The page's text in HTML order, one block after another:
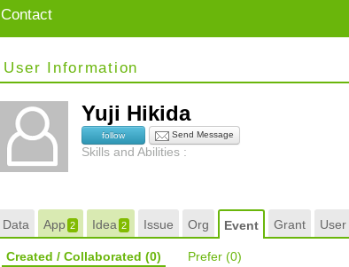
Contact
User Information
Yuji Hikida
follow Send Message
Skills and Abilities :
Data App2 Idea2 Issue Org Event Grant User
Created / Collaborated (0) Prefer (0)